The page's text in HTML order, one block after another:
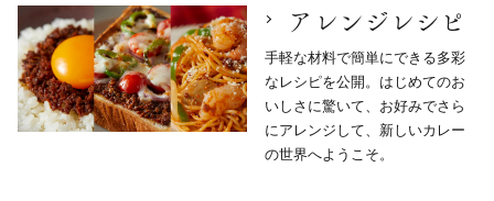
アレンジレシピ
手軽な材料で簡単にできる多彩
なレシピを公開。はじめてのお
いしさに驚いて、お好みでさら
にアレンジして、新しいカレー
の世界へようこそ。